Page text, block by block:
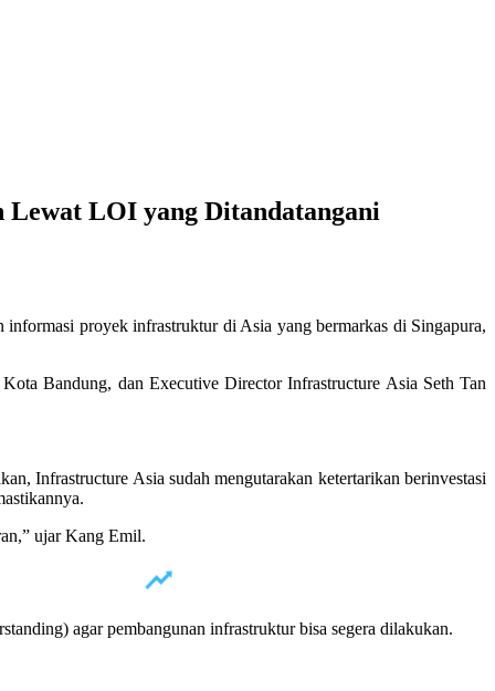
LOI yang Ditandatangani
proyek infrastruktur di Asia yang bermarkas di Singapura,
Bandung, dan Executive Director Infrastructure Asia Seth Tan
Infrastructure Asia sudah mengutarakan ketertarikan berinvestasi
ujar Kang Emil.
agar pembangunan infrastruktur bisa segera dilakukan.